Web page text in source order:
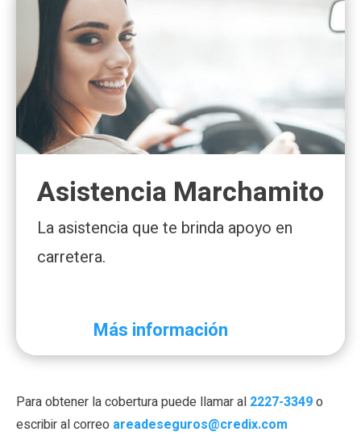
Asistencia Marchamito
La asistencia que te brinda apoyo en
carretera.
Más información
Para obtener la cobertura puede llamar al 2227-3349o
escribir al correo areadeseguros@credix.com